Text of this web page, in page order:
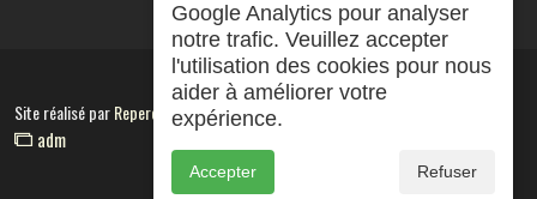
Site réalisé parRepereCom
adm
Google Analytics pour analyser
notre trafic. Veuillez accepter
l'utilisation des cookies pour nous
aider à améliorer votre
expérience.
Accepter Refuser